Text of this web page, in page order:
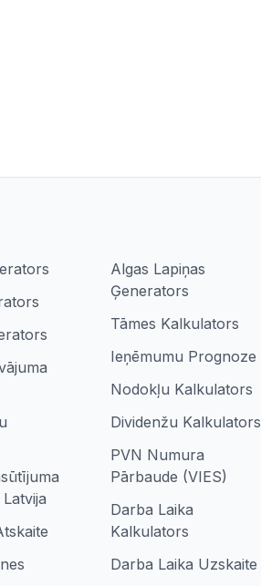
Algas Lapiņas
Ģenerators
Tāmes Kalkulators
Ieņēmumu Prognoze
Nodokļu Kalkulators
Dividenžu Kalkulators
PVN Numura
Pārbaude (VIES)
Darba Laika
Kalkulators
Darba Laika Uzskaite